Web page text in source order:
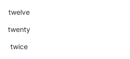
twelve
twenty
twice